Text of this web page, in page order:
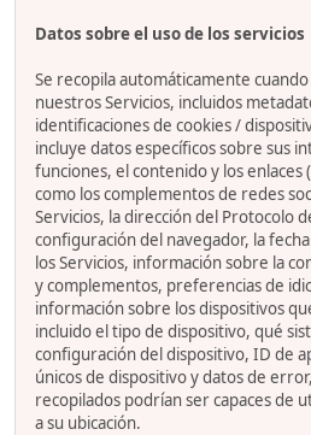
Datos sobre el uso de los servicios
Se recopila automáticamente
nuestros Servicios, incluidos
identificaciones de cookies /
incluye datos específicos sobre sus
funciones, el contenido y los enlaces
como los complementos de redes
Servicios, la dirección del Protocolo
configuración del navegador, la
los Servicios, información sobre la
y complementos, preferencias de
información sobre los dispositivos
incluido el tipo de dispositivo, qué
configuración del dispositivo, ID de
únicos de dispositivo y datos de
recopilados podrían ser capaces de
a su ubicación.